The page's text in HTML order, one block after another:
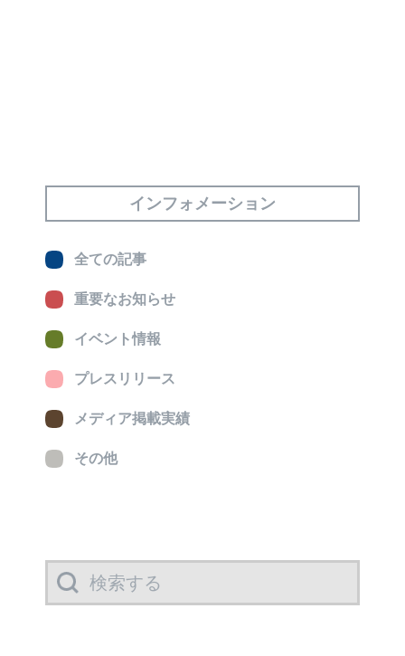
インフォメーション
全ての記事
重要なお知らせ
イベント情報
プレスリリース
メディア掲載実績
その他